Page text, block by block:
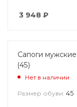
3 948 ₽
Сапоги
(45)
Нет в наличии
Размер обуви: 45